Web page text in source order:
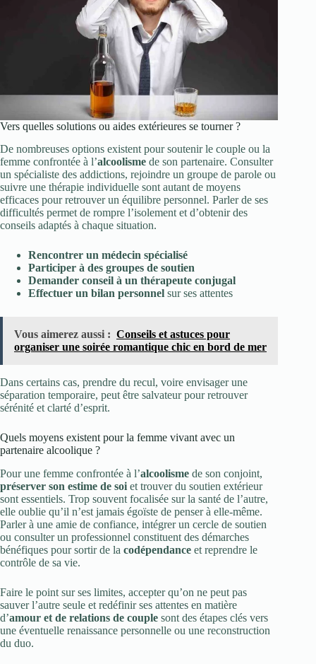
Vers quelles solutions ou aides extérieures se tourner ?
De nombreuses options existent pour soutenir le couple ou la
femme confrontée à l’alcoolisme de son partenaire. Consulter
un spécialiste des addictions, rejoindre un groupe de parole ou
suivre une thérapie individuelle sont autant de moyens
efficaces pour retrouver un équilibre personnel. Parler de ses
difficultés permet de rompre l’isolement et d’obtenir des
conseils adaptés à chaque situation.
Rencontrer un médecin spécialisé
Participer à des groupes de soutien
Demander conseil à un thérapeute conjugal
Effectuer un bilan personnel sur ses attentes
Vous aimerez aussi : Conseils et astuces pour
organiser une soirée romantique chic en bord de mer
Dans certains cas, prendre du recul, voire envisager une
séparation temporaire, peut être salvateur pour retrouver
sérénité et clarté d’esprit.
Quels moyens existent pour la femme vivant avec un
partenaire alcoolique ?
Pour une femme confrontée à l’alcoolisme de son conjoint,
préserver son estime de soi et trouver du soutien extérieur
sont essentiels. Trop souvent focalisée sur la santé de l’autre,
elle oublie qu’il n’est jamais égoïste de penser à elle-même.
Parler à une amie de confiance, intégrer un cercle de soutien
ou consulter un professionnel constituent des démarches
bénéfiques pour sortir de la codépendance et reprendre le
contrôle de sa vie.
Faire le point sur ses limites, accepter qu’on ne peut pas
sauver l’autre seule et redéfinir ses attentes en matière
d’amour et de relations de couple sont des étapes clés vers
une éventuelle renaissance personnelle ou une reconstruction
du duo.